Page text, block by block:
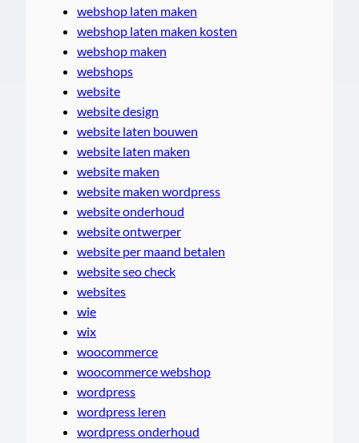
webshop laten maken
webshop laten maken kosten
webshop maken
webshops
website
website design
website laten bouwen
website laten maken
website maken
website maken wordpress
website onderhoud
website ontwerper
website per maand betalen
website seo check
websites
wie
wix
woocommerce
woocommerce webshop
wordpress
wordpress leren
wordpress onderhoud